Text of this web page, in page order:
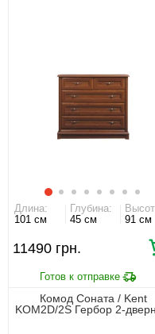
Длина:
101 см
Глубина:
45 см
91 см
11490 грн.
Комод Соната / Kent
KOM2D/2S Гербор 2-